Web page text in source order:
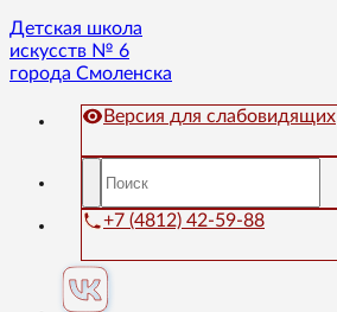
Детская школа
искусств № 6
города Смоленска
Версия для слабовидящих
+7 (4812) 42-59-88